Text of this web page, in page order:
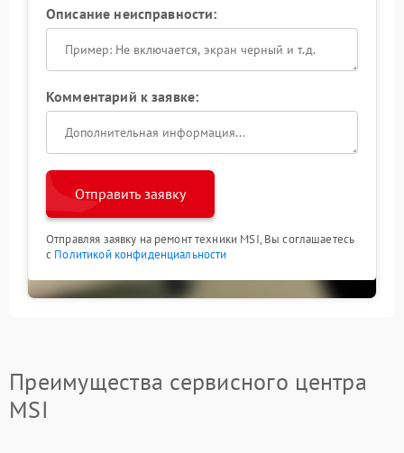
Описание неисправности:
Комментарий к заявке:
Отправить заявку
Отправляя заявку на ремонт техники MSI, Вы соглашаетесь
с Политикой конфиденциальности
Преимущества сервисного центра
MSI